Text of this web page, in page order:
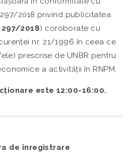
2018 privind publicitatea
2018) coroborate cu
nr. 21/1996 în ceea ce
prescrise de UNBR pentru
a activității în RNPM.
este 12:00-16:00.
de înregistrare